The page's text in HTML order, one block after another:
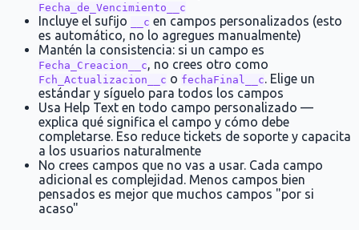
Fecha_de_Vencimiento__c
Incluye el sufijo __c en campos personalizados (esto
es automático, no lo agregues manualmente)
Mantén la consistencia: si un campo es
Fecha_Creacion__c, no crees otro como
Fch_Actualizacion__c o fechaFinal__c. Elige un
estándar y síguelo para todos los campos
Usa Help Text en todo campo personalizado —
explica qué significa el campo y cómo debe
completarse. Eso reduce tickets de soporte y capacita
a los usuarios naturalmente
No crees campos que no vas a usar. Cada campo
adicional es complejidad. Menos campos bien
pensados es mejor que muchos campos "por si
acaso"